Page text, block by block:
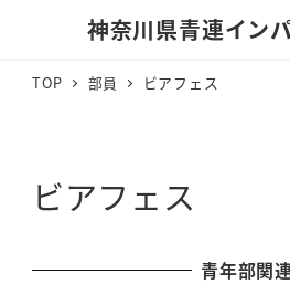
神奈川県青連イン
TOP 部員 ビアフェス
ビアフェス
青年部関